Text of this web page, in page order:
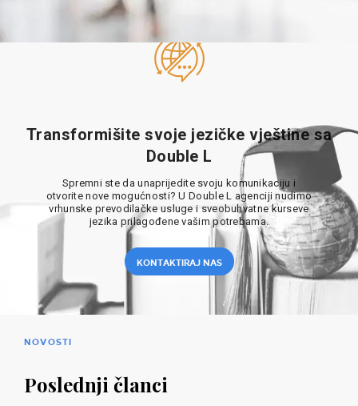
Transformišite svoje jezičke vještine sa
Double L
Spremni ste da unaprijedite svoju komunikaciju i
otvorite nove mogućnosti? U Double L agenciji nudimo
vrhunske prevodilačke usluge i sveobuhvatne kurseve
jezika prilagođene vašim potrebama.
KONTAKTIRAJ NAS
NOVOSTI
Poslednji članci